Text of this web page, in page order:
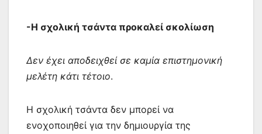
-Η σχολική τσάντα προκαλεί σκολίωση
Δεν έχει αποδειχθεί σε καμία επιστημονική
μελέτη κάτι τέτοιο.
Η σχολική τσάντα δεν μπορεί να
ενοχοποιηθεί για την δημιουργία της